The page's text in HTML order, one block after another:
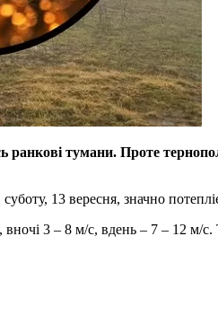
ранкові тумани. Проте
13 вересня, значно
3 – 8 м/с, вдень – 7 – 12 м/с.